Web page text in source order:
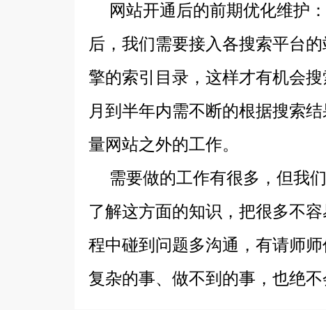
网站开通后的前期优化维护
后，我们需要接入各搜索平台
擎的索引目录，这样才有机会
月到半年内需不断的根据搜索
量网站之外的工作。
需要做的工作有很多，但我
了解这方面的知识，把很多不
程中碰到问题多沟通，有请师
复杂的事、做不到的事，也绝不